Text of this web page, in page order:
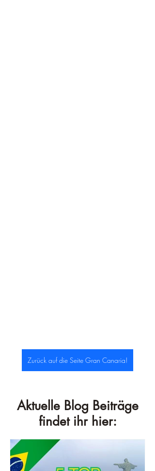
Zurück auf die Seite Gran Canaria!
Aktuelle Blog Beiträge
findet ihr hier: